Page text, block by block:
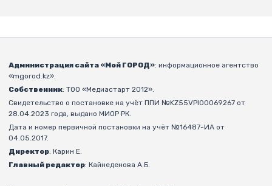
Администрация сайта «Мой ГОРОД»: информационное агентство
«mgorod.kz».
Собственник: ТОО «Медиастарт 2012».
Свидетельство о постановке на учёт ППИ №KZ55VPI00069267 от
28.04.2023 года, выдано МИОР РК.
Дата и номер первичной постановки на учёт №16487-ИА от
04.05.2017.
Директор: Карин Е.
Главный редактор: Кайнеденова А.Б.